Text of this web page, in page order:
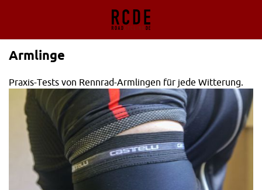
Armlinge
Praxis-Tests von Rennrad-Armlingen für jede Witterung.